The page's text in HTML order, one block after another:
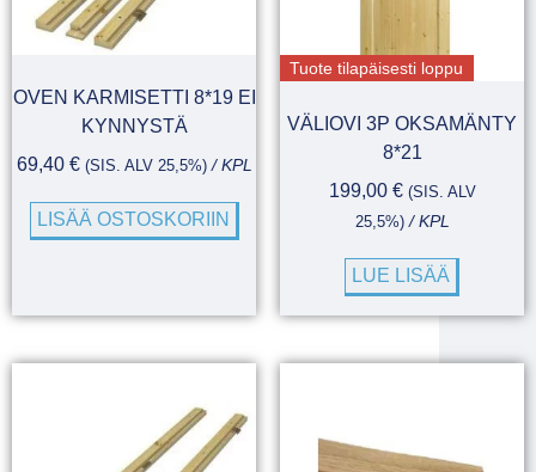
OVEN KARMISETTI 8*19 EI
KYNNYSTÄ
69,40 € (SIS. ALV 25,5%)/ KPL
LISÄÄ OSTOSKORIIN
Tuote tilapäisesti loppu
VÄLIOVI 3P OKSAMÄNTY
8*21
199,00 € (SIS. ALV
25,5%)/ KPL
LUE LISÄÄ